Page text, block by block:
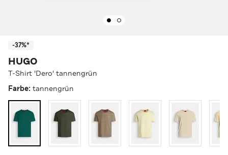
-37%*
HUGO
T-Shirt 'Dero' tannengrün
Farbe: tannengrün